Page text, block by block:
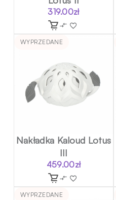
319.00zł
WYPRZEDANE
Nakładka Kaloud Lotus
III
459.00zł
WYPRZEDANE